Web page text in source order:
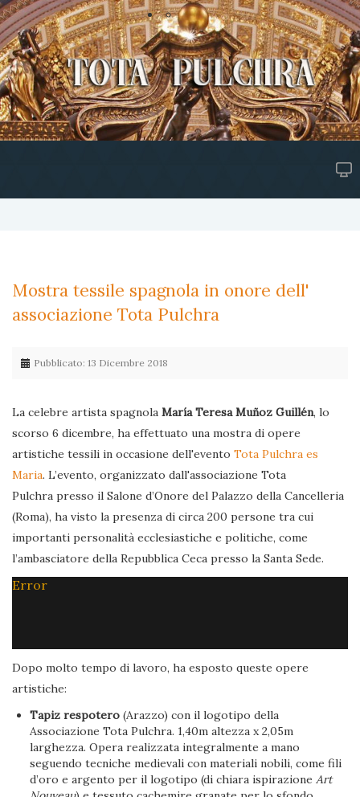
Mostra tessile spagnola in onore dell'
associazione Tota Pulchra
Pubblicato: 13 Dicembre 2018
La celebre artista spagnola María Teresa Muñoz Guillén, lo
scorso 6 dicembre, ha effettuato una mostra di opere
artistiche tessili in occasione dell'evento Tota Pulchra es
Maria. L’evento, organizzato dall'associazione Tota
Pulchra presso il Salone d’Onore del Palazzo della Cancelleria
(Roma), ha visto la presenza di circa 200 persone tra cui
importanti personalità ecclesiastiche e politiche, come
l’ambasciatore della Repubblica Ceca presso la Santa Sede.
Error
Dopo molto tempo di lavoro, ha esposto queste opere
artistiche:
Tapiz respotero (Arazzo) con il logotipo della
Associazione Tota Pulchra. 1,40m altezza x 2,05m
larghezza. Opera realizzata integralmente a mano
seguendo tecniche medievali con materiali nobili, come fili
d’oro e argento per il logotipo (di chiara ispirazioneArt